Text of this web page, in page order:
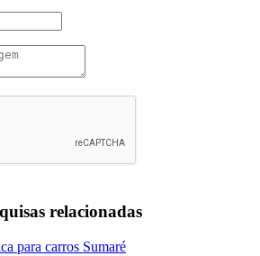
relacionadas